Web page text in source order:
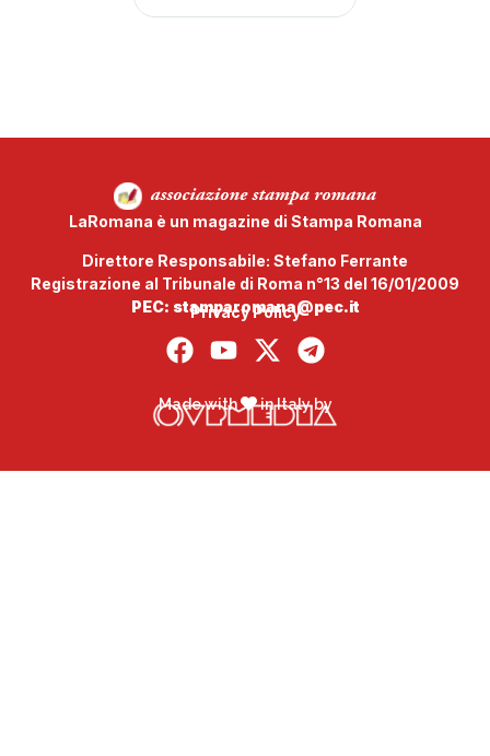
LaRomana è un magazine di Stampa Romana
Direttore Responsabile: Stefano Ferrante
Registrazione al Tribunale di Roma n°13 del 16/01/2009
PEC: stamparomana@pec.it
Privacy Policy
Made with in Italy by